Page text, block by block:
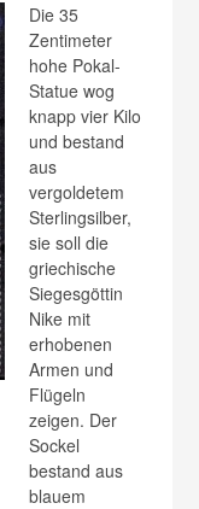
Die 35
Zentimeter
hohe Pokal-
Statue wog
knapp vier Kilo
und bestand
aus
vergoldetem
Sterlingsilber,
sie soll die
griechische
Siegesgöttin
Nike mit
erhobenen
Armen und
Flügeln
zeigen. Der
Sockel
bestand aus
blauem